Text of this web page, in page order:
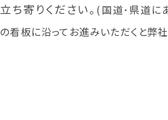
立ち寄りください。 (国道･県道に
の看板に沿ってお進みいただくと弊